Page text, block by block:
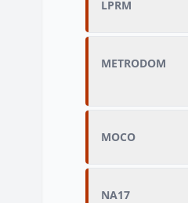
LPRM
METRODOM
MOCO
NA17